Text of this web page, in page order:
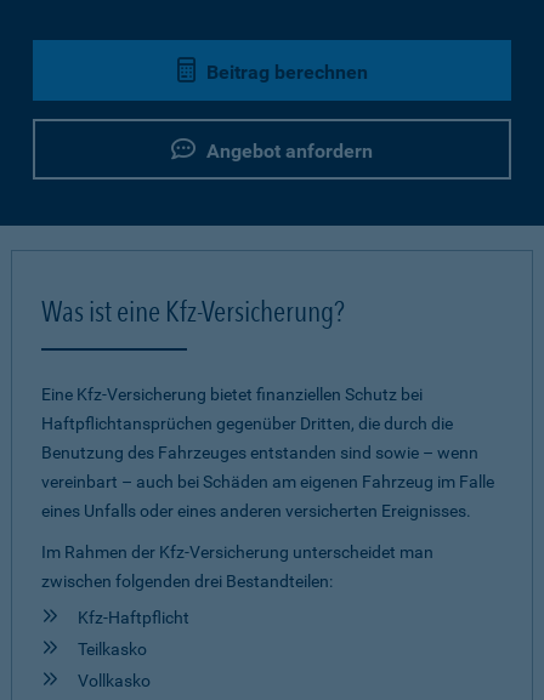
Beitrag berechnen
Angebot anfordern
Was ist eine Kfz-Versicherung?
Eine Kfz-Versicherung bietet finanziellen Schutz bei
Haftpflichtansprüchen gegenüber Dritten, die durch die
Benutzung des Fahrzeuges entstanden sind sowie – wenn
vereinbart – auch bei Schäden am eigenen Fahrzeug im Falle
eines Unfalls oder eines anderen versicherten Ereignisses.
Im Rahmen der Kfz-Versicherung unterscheidet man
zwischen folgenden drei Bestandteilen:
Kfz-Haftpflicht
Teilkasko
Vollkasko